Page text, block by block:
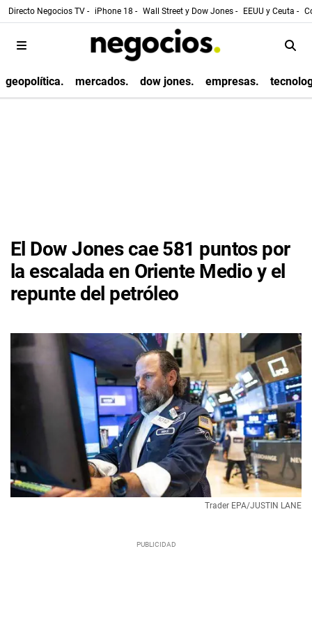
Directo Negocios TV - iPhone 18 - Wall Street y Dow Jones - EEUU y Ceuta -
geopolítica. mercados. dow jones. empresas.
El Dow Jones cae 581 puntos por
la escalada en Oriente Medio y el
repunte del petróleo
Trader EPA/JUSTIN LANE